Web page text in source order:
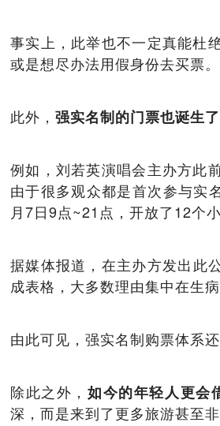
事实上，此举也不一定真能杜
或是想尽办法用假身份去买票。
此外， 强实名制的门票也诞生
例如，刘若英演唱会主办方此
由于很多观众都是首次参与实
月7日9点~21点，开放了12个小
据媒体报道，在主办方发出此
成表格，大多数理由集中在生
由此可见，强实名制购票体系
除此之外，如今的年轻人更会
深，而是来到了更多旅游甚至非